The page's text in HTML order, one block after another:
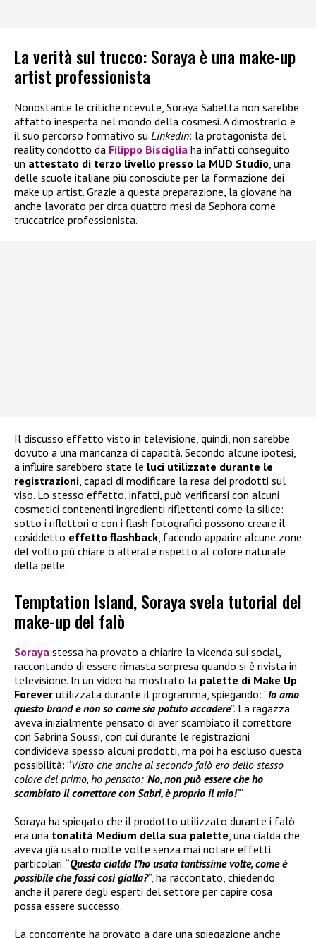
La verità sul trucco: Soraya è una make-up
artist professionista
Nonostante le critiche ricevute, Soraya Sabetta non sarebbe
affatto inesperta nel mondo della cosmesi. A dimostrarlo è
il suo percorso formativo su Linkedin: la protagonista del
reality condotto da Filippo Bisciglia ha infatti conseguito
un attestato di terzo livello presso la MUD Studio, una
delle scuole italiane più conosciute per la formazione dei
make up artist. Grazie a questa preparazione, la giovane ha
anche lavorato per circa quattro mesi da Sephora come
truccatrice professionista.
Il discusso effetto visto in televisione, quindi, non sarebbe
dovuto a una mancanza di capacità. Secondo alcune ipotesi,
a influire sarebbero state le luci utilizzate durante le
registrazioni, capaci di modificare la resa dei prodotti sul
viso. Lo stesso effetto, infatti, può verificarsi con alcuni
cosmetici contenenti ingredienti riflettenti come la silice:
sotto i riflettori o con i flash fotografici possono creare il
cosiddetto effetto flashback, facendo apparire alcune zone
del volto più chiare o alterate rispetto al colore naturale
della pelle.
Temptation Island, Soraya svela tutorial del
make-up del falò
Soraya stessa ha provato a chiarire la vicenda sui social,
raccontando di essere rimasta sorpresa quando si è rivista in
televisione. In un video ha mostrato la palette di Make Up
Forever utilizzata durante il programma, spiegando: “Io amo
questo brand e non so come sia potuto accadere”. La ragazza
aveva inizialmente pensato di aver scambiato il correttore
con Sabrina Soussi, con cui durante le registrazioni
condivideva spesso alcuni prodotti, ma poi ha escluso questa
possibilità: “Visto che anche al secondo falò ero dello stesso
colore del primo, ho pensato: ‘No, non può essere che ho
scambiato il correttore con Sabri, è proprio il mio!’”.
Soraya ha spiegato che il prodotto utilizzato durante i falò
era una tonalità Medium della sua palette , una cialda che
aveva già usato molte volte senza mai notare effetti
particolari. “Questa cialda l’ho usata tantissime volte, come è
possibile che fossi così gialla?”, ha raccontato, chiedendo
anche il parere degli esperti del settore per capire cosa
possa essere successo.
La concorrente ha provato a dare una spiegazione anche